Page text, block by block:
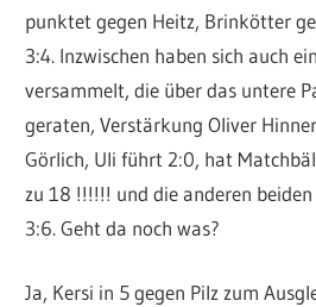
punktet gegen Heitz, Brinkötter
3:4. Inzwischen haben sich auch
versammelt, die über das untere
geraten, Verstärkung Oliver
Görlich, Uli führt 2:0, hat
zu 18 !!!!!! und die anderen
3:6. Geht da noch was?
Ja, Kersi in 5 gegen Pilz zum